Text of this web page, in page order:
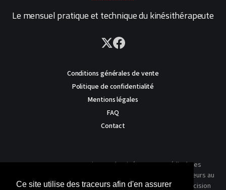
Ce site utilise des traceurs afin d'en assurer
Le mensuel pratique et technique du kinésithérapeute
Conditions générales de vente
Politique de confidentialité
Mentions légales
FAQ
Contact
AVERTISSEMENT : Ce site est destiné au corps médical. Les
traitements présentés ne reflètent que l'expérience des auteurs au
moment où leur article a été publié dans notre journal. La décision